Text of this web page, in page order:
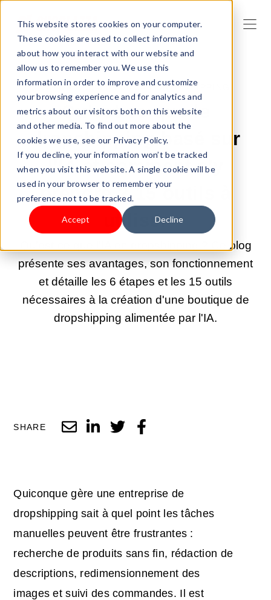
This website stores cookies on your computer.
These cookies are used to collect information
about how you interact with our website and
allow us to remember you. We use this
information in order to improve and customize
your browsing experience and for analytics and
metrics about our visitors both on this website
and other media. To find out more about the
cookies we use, see our Privacy Policy.
If you decline, your information won’t be tracked
when you visit this website. A single cookie will be
used in your browser to remember your
preference not to be tracked.
Accept Decline
13 AVR. 2026 09:00:04 | DROPSHIPPING
Qu'est-ce que le
dropshipping basé sur
l'IA et comment s'y
prendre ? 15 outils à
utiliser
Qu'est-ce que l'IA en dropshipping ? Ce blog
présente ses avantages, son fonctionnement
et détaille les 6 étapes et les 15 outils
nécessaires à la création d'une boutique de
dropshipping alimentée par l'IA.
SHARE
Quiconque gère une entreprise de
dropshipping sait à quel point les tâches
manuelles peuvent être frustrantes :
recherche de produits sans fin, rédaction de
descriptions, redimensionnement des
images et suivi des commandes. Il est